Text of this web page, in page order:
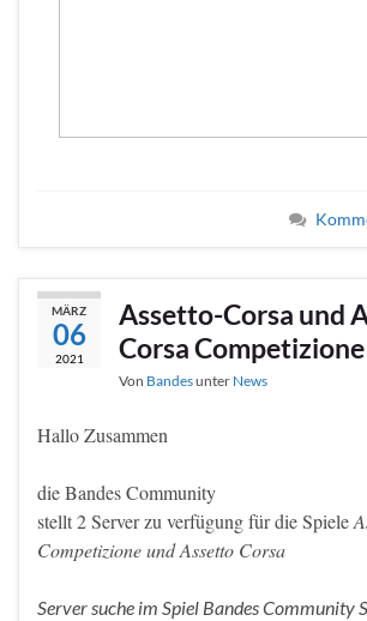
MÄRZ
06
2021
Assetto-Corsa und
Corsa Competizione
Von Bandesunter News
Hallo Zusammen
die Bandes Community
stellt 2 Server zu verfügung für die Spiele
Competizione und Assetto Corsa
Server suche im Spiel Bandes Community